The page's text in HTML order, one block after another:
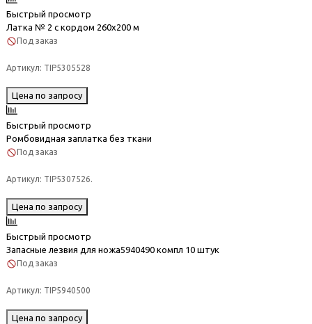
Быстрый просмотр
Латка № 2 с кордом 260х200 м
Под заказ
Артикул: TIP5305528
Цена по запросу
Быстрый просмотр
Ромбовидная заплатка без ткани
Под заказ
Артикул: TIP5307526.
Цена по запросу
Быстрый просмотр
Запасные лезвия для ножа5940490 компл 10 штук
Под заказ
Артикул: TIP5940500
Цена по запросу